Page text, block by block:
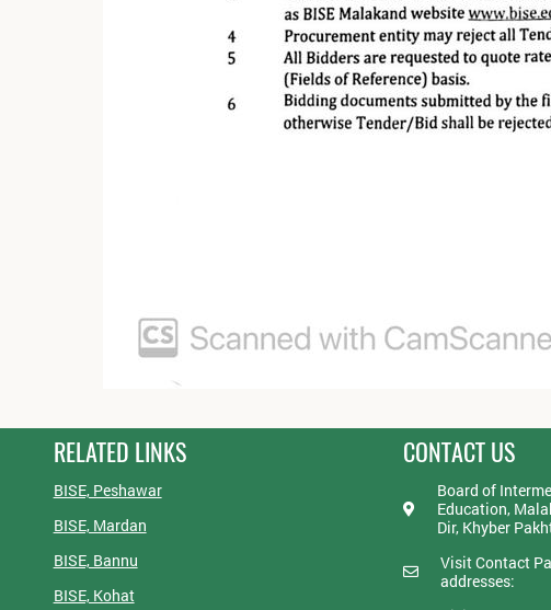
RELATED LINKS
BISE, Peshawar
BISE, Mardan
BISE, Bannu
BISE, Kohat
CONTACT US
Board of
Education,
Dir, Khyber
Visit Contact
addresses: